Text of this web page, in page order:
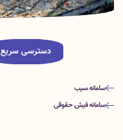
دسترسی سریع
سامانه سیب
سامانه فیش حقوقی